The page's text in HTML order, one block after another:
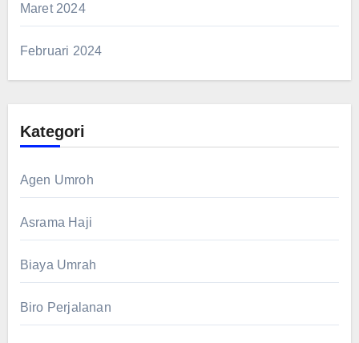
Maret 2024
Februari 2024
Kategori
Agen Umroh
Asrama Haji
Biaya Umrah
Biro Perjalanan